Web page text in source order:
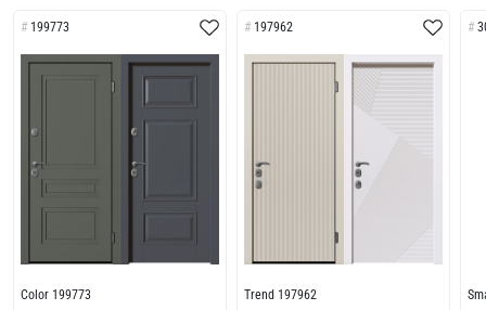
199773
Color 199773
197962
Trend 197962